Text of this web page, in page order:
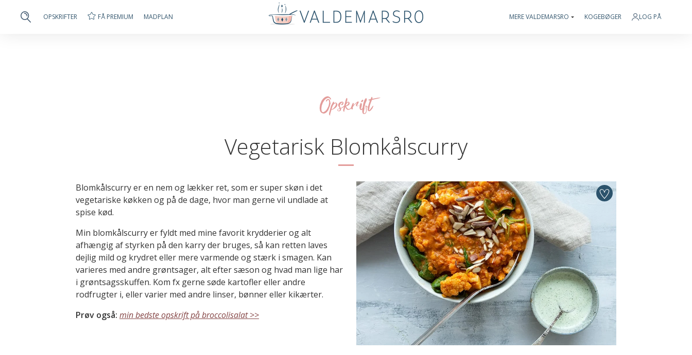
OPSKRIFTER FÅ PREMIUM MADPLAN MERE VALDEMARSRO KOGEBØGER LOG PÅ
Opskrift
Vegetarisk Blomkålscurry
Blomkålscurry er en nem og lækker ret, som er super skøn i det
vegetariske køkken og på de dage, hvor man gerne vil undlade at
spise kød.
Min blomkålscurry er fyldt med mine favorit krydderier og alt
afhængig af styrken på den karry der bruges, så kan retten laves
dejlig mild og krydret eller mere varmende og stærk i smagen. Kan
varieres med andre grøntsager, alt efter sæson og hvad man lige har
i grøntsagsskuffen. Kom fx gerne søde kartofler eller andre
rodfrugter i, eller varier med andre linser, bønner eller kikærter.
Prøv også: min bedste opskrift på broccolisalat >>